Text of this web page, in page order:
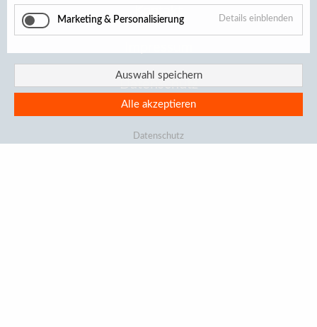
Datenschutz
Marketing & Personalisierung Details einblenden
Auswahl speichern
Alle akzeptieren
Datenschutz